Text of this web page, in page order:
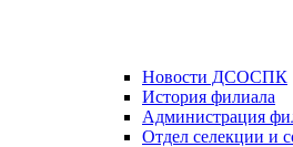
Новости ДСОСПК
История филиала
Администрация
Отдел селекции и